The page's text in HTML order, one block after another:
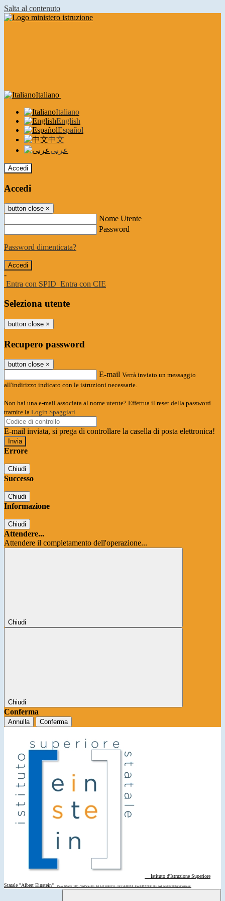
Salta al contenuto
Italiano
Italiano
English
Español
中文
عربى
Accedi
Accedi
button close ×
Nome Utente
Password
Password dimenticata?
-
Entra con SPID Entra con CIE
Seleziona utente
button close ×
Recupero password
button close ×
E-mail Verrà inviato un messaggio
all'indirizzo indicato con le istruzioni necessarie.
Non hai una e-mail associata al nome utente? Effettua il reset della password
tramite la Login Spaggiari
E-mail inviata, si prega di controllare la casella di posta elettronica!
Errore
Chiudi
Successo
Chiudi
Informazione
Chiudi
Attendere...
Attendere il completamento dell'operazione...
Chiudi
Chiudi
Conferma
Annulla Conferma
Istituto d'Istruzione Superiore
Statale "Albert Einstein"
Piove di Sacco (PD) - Via Parini 10 • Tel: 049 5840195 - 049 5840094 • Fax: 049 9701108 • mail: pdis00200d@istruzione.it